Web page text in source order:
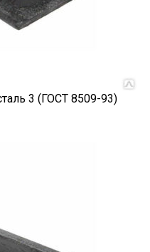
3 (ГОСТ 8509-93)